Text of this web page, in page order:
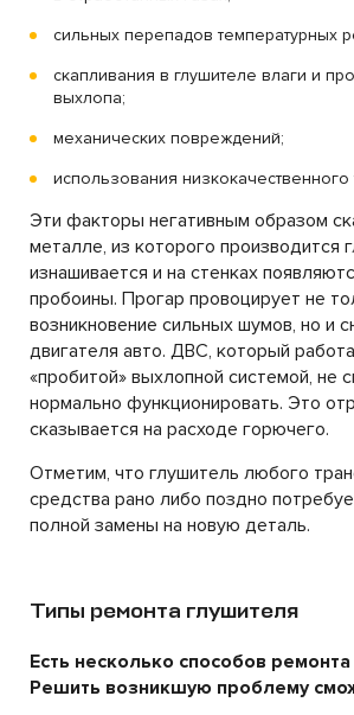
сильных перепадов температурных
скапливания в глушителе влаги и
выхлопа;
механических повреждений;
использования низкокачественного
Эти факторы негативным образом
металле, из которого производится
изнашивается и на стенках
пробоины. Прогар провоцирует не
возникновение сильных шумов, но и
двигателя авто. ДВС, который
«пробитой» выхлопной системой, не
нормально функционировать. Это
сказывается на расходе горючего.
Отметим, что глушитель любого
средства рано либо поздно
полной замены на новую деталь.
Типы ремонта глушителя
Есть несколько способов
Решить возникшую проблему